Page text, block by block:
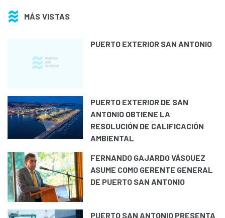
MÁS VISTAS
PUERTO EXTERIOR SAN ANTONIO
PUERTO EXTERIOR DE SAN
ANTONIO OBTIENE LA
RESOLUCIÓN DE CALIFICACIÓN
AMBIENTAL
FERNANDO GAJARDO VÁSQUEZ
ASUME COMO GERENTE GENERAL
DE PUERTO SAN ANTONIO
PUERTO SAN ANTONIO PRESENTA